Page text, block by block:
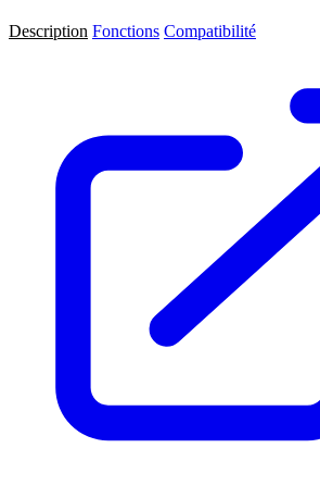
Description Fonctions Compatibilité